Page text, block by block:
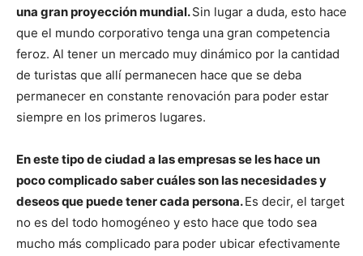
una gran proyección mundial.Sin lugar a duda, esto hace
que el mundo corporativo tenga una gran competencia
feroz. Al tener un mercado muy dinámico por la cantidad
de turistas que allí permanecen hace que se deba
permanecer en constante renovación para poder estar
siempre en los primeros lugares.
En este tipo de ciudad a las empresas se les hace un
poco complicado saber cuáles son las necesidades y
deseos que puede tener cada persona.Es decir, el target
no es del todo homogéneo y esto hace que todo sea
mucho más complicado para poder ubicar efectivamente